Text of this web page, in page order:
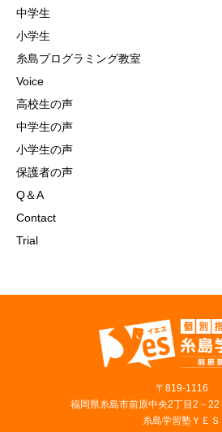
中学生
小学生
糸島プログラミング教室
Voice
高校生の声
中学生の声
小学生の声
保護者の声
Q＆A
Contact
Trial
〒819‐1116
福岡県糸島市前原中央2丁目2－
糸島学習塾ＹＥＳ